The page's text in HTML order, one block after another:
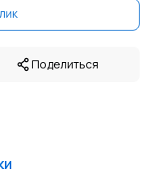
Поделиться